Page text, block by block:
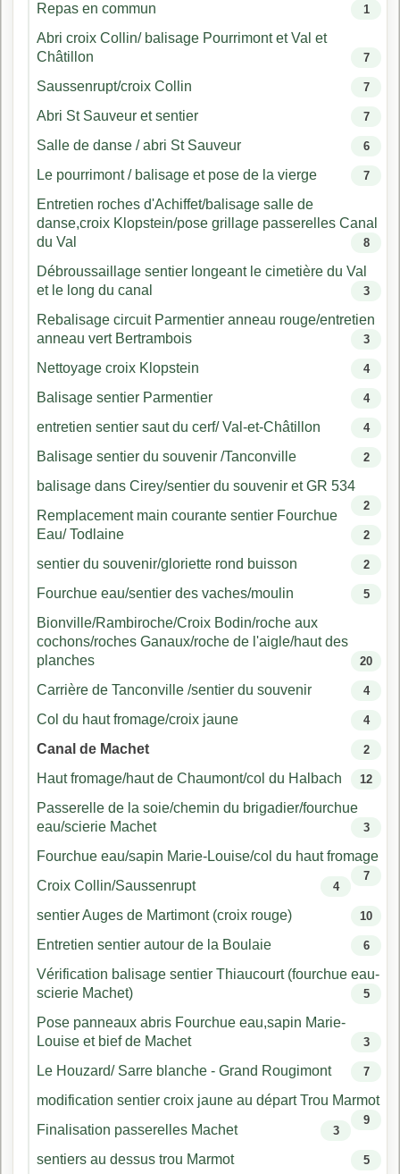
Repas en commun 1
Abri croix Collin/ balisage Pourrimont et Val et
Châtillon
7
Saussenrupt/croix Collin 7
Abri St Sauveur et sentier 7
Salle de danse / abri St Sauveur 6
Le pourrimont / balisage et pose de la vierge 7
Entretien roches d'Achiffet/balisage salle de
danse,croix Klopstein/pose grillage passerelles Canal
du Val
8
Débroussaillage sentier longeant le cimetière du Val
et le long du canal
3
Rebalisage circuit Parmentier anneau rouge/entretien
anneau vert Bertrambois
3
Nettoyage croix Klopstein 4
Balisage sentier Parmentier 4
entretien sentier saut du cerf/ Val-et-Châtillon 4
Balisage sentier du souvenir /Tanconville 2
balisage dans Cirey/sentier du souvenir et GR 534
2
Remplacement main courante sentier Fourchue
Eau/ Todlaine
2
sentier du souvenir/gloriette rond buisson 2
Fourchue eau/sentier des vaches/moulin 5
Bionville/Rambiroche/Croix Bodin/roche aux
cochons/roches Ganaux/roche de l'aigle/haut des
planches
20
Carrière de Tanconville /sentier du souvenir 4
Col du haut fromage/croix jaune 4
Canal de Machet 2
Haut fromage/haut de Chaumont/col du Halbach 12
Passerelle de la soie/chemin du brigadier/fourchue
eau/scierie Machet
3
Fourchue eau/sapin Marie-Louise/col du haut fromage
7
Croix Collin/Saussenrupt 4
sentier Auges de Martimont (croix rouge) 10
Entretien sentier autour de la Boulaie 6
Vérification balisage sentier Thiaucourt (fourchue eau-
scierie Machet)
5
Pose panneaux abris Fourchue eau,sapin Marie-
Louise et bief de Machet
3
Le Houzard/ Sarre blanche - Grand Rougimont 7
modification sentier croix jaune au départ Trou Marmot
9
Finalisation passerelles Machet 3
sentiers au dessus trou Marmot 5